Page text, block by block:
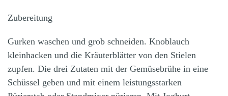
Zubereitung
Gurken waschen und grob schneiden. Knoblauch
kleinhacken und die Kräuterblätter von den Stielen
zupfen. Die drei Zutaten mit der ­Gemüsebrühe in eine
Schüssel geben und mit einem leistungsstarken